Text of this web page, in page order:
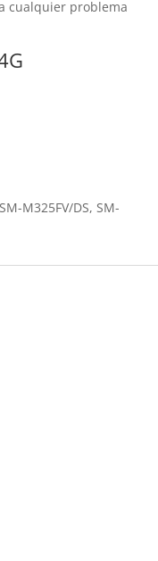
cualquier problema
M325FV/DS, SM-